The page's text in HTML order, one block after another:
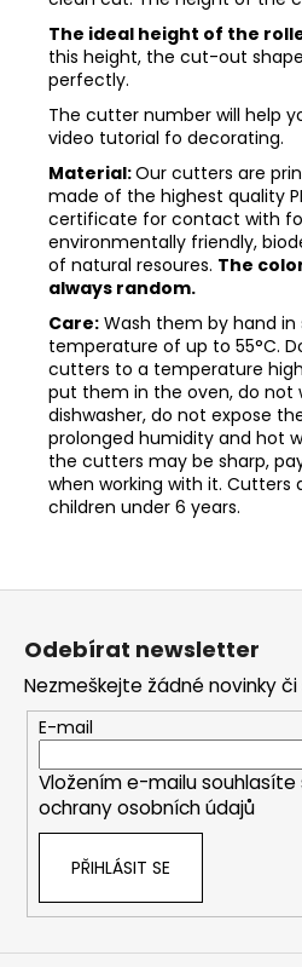
The ideal height of the
this height, the cut-out
perfectly.
The cutter number will help
video tutorial fo decorating.
Material:Our cutters are
made of the highest quality
certificate for contact with
environmentally friendly,
of natural resoures. The
always random.
Care: Wash them by hand
temperature of up to 55°C.
cutters to a temperature
put them in the oven, do not
dishwasher, do not expose
prolonged humidity and hot
the cutters may be sharp,
when working with it.
children under 6 years.
Z
Odebírat newsletter
Nezmeškejte žádné novinky či
E-mail
Vložením e-mailu souhlasíte
ochrany osobních údajů
PŘIHLÁSIT SE